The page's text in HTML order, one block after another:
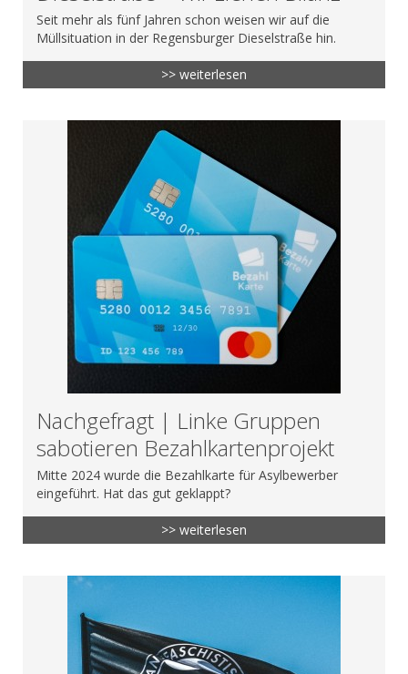
Seit mehr als fünf Jahren schon weisen wir auf die
Müllsituation in der Regensburger Dieselstraße hin.
>> weiterlesen
Nachgefragt | Linke Gruppen
sabotieren Bezahlkartenprojekt
Mitte 2024 wurde die Bezahlkarte für Asylbewerber
eingeführt. Hat das gut geklappt?
>> weiterlesen